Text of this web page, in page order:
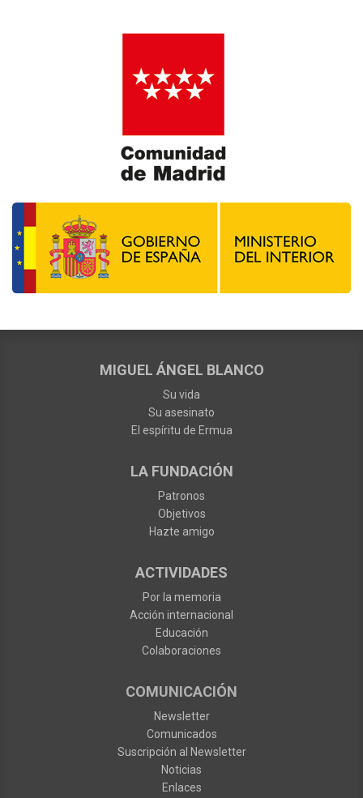
MIGUEL ÁNGEL BLANCO
Su vida
Su asesinato
El espíritu de Ermua
LA FUNDACIÓN
Patronos
Objetivos
Hazte amigo
ACTIVIDADES
Por la memoria
Acción internacional
Educación
Colaboraciones
COMUNICACIÓN
Newsletter
Comunicados
Suscripción al Newsletter
Noticias
Enlaces